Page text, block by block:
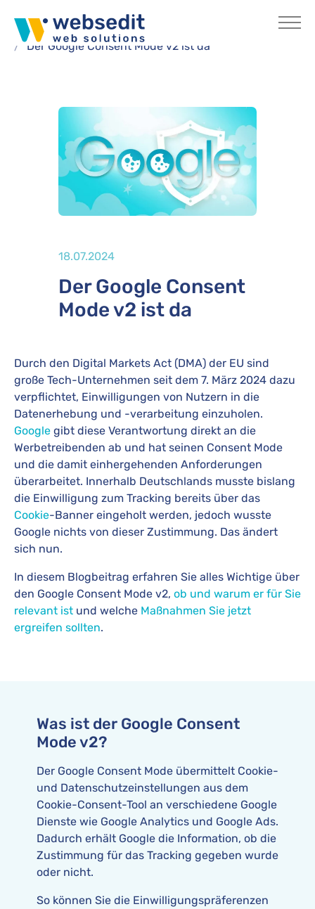
Home Blog
Der Google Consent Mode v2 ist da
Der Google Consent
Mode v2 ist da
Publiziert
18.07.2024
Durch den Digital Markets Act (DMA) der EU sind
große Tech-Unternehmen seit dem 7. März 2024 dazu
verpflichtet, Einwilligungen von Nutzern in die
Datenerhebung und -verarbeitung einzuholen.
Google gibt diese Verantwortung direkt an die
Werbetreibenden ab und hat seinen Consent Mode
und die damit einhergehenden Anforderungen
überarbeitet. Innerhalb Deutschlands musste bislang
die Einwilligung zum Tracking bereits über das
Cookie-Banner eingeholt werden, jedoch wusste
Google nichts von dieser Zustimmung. Das ändert
sich nun.
In diesem Blogbeitrag erfahren Sie alles Wichtige über
den Google Consent Mode v2, ob und warum er für Sie
relevant ist und welche Maßnahmen Sie jetzt
ergreifen sollten​​​​​​​.
Was ist der Google Consent
Mode v2?
Der Google Consent Mode übermittelt Cookie-
und Datenschutzeinstellungen aus dem
Cookie-Consent-Tool an verschiedene Google
Dienste wie Google Analytics und Google Ads.
Dadurch erhält Google die Information, ob die
Zustimmung für das Tracking gegeben wurde
oder nicht.
So können Sie die Einwilligungspräferenzen